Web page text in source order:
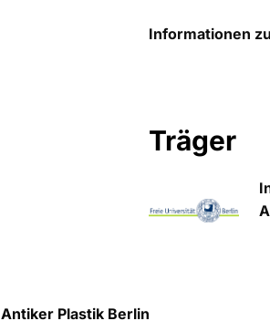
Informationen
Träger
Plastik Berlin